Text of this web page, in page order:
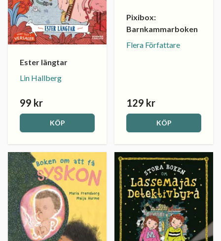
Ester längtar
Lin Hallberg
99 kr
KÖP
Pixibox:
Barnkammarboken
Flera Författare
129 kr
KÖP